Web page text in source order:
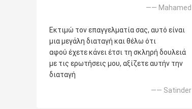
—— Mahamed
Εκτιμώ τον επαγγελματία σας, αυτό είναι
μια μεγάλη διαταγή και θέλω ότι
αφού έχετε κάνει έτσι τη σκληρή δουλειά
με τις ερωτήσεις μου, αξίζετε αυτήν την
διαταγή
—— Satinder